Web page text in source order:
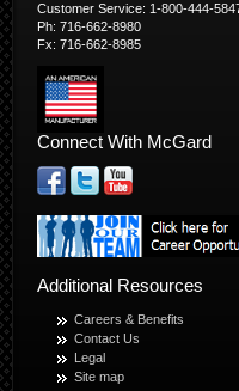
Customer Service: 1-800-444-
Ph: 716-662-8980
Fx: 716-662-8985
Connect With McGard
Additional Resources
Careers & Benefits
Contact Us
Legal
Site map